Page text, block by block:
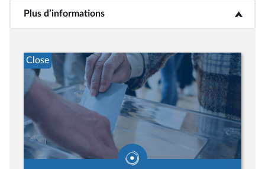
Plus d’informations<b>Plus d’informations</b>
Close